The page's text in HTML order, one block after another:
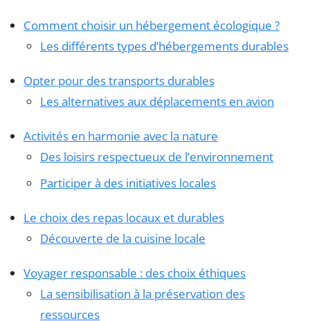
Comment choisir un hébergement écologique ?
Les différents types d’hébergements durables
Opter pour des transports durables
Les alternatives aux déplacements en avion
Activités en harmonie avec la nature
Des loisirs respectueux de l’environnement
Participer à des initiatives locales
Le choix des repas locaux et durables
Découverte de la cuisine locale
Voyager responsable : des choix éthiques
La sensibilisation à la préservation des
ressources